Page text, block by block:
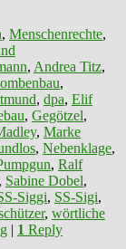
, Menschenrechte,
, Andrea Titz,
,
, dpa, Elif
, Gegötzel,
, Marke
, Nebenklage,
, Ralf
, Sabine Dobel,
Siggi, SS-Sigi,
, wörtliche
| 1 Reply